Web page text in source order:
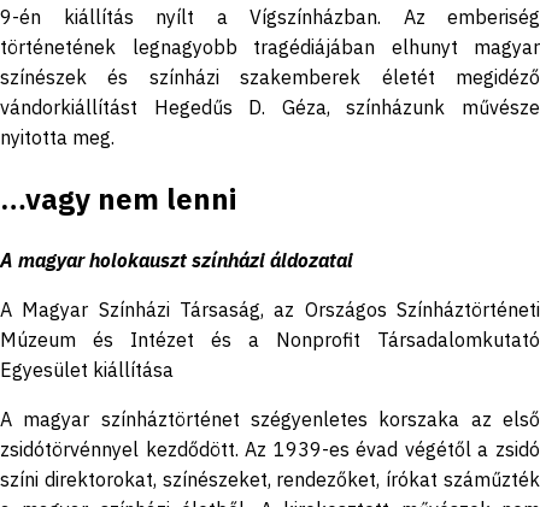
9-én kiállítás nyílt a Vígszínházban. Az emberiség
történetének legnagyobb tragédiájában elhunyt magyar
színészek és színházi szakemberek életét megidéző
vándorkiállítást Hegedűs D. Géza, színházunk művésze
nyitotta meg.
…vagy nem lenni
A magyar holokauszt színházi áldozatai
A Magyar Színházi Társaság, az Országos Színháztörténeti
Múzeum és Intézet és a Nonprofit Társadalomkutató
Egyesület kiállítása
A magyar színháztörténet szégyenletes korszaka az első
zsidótörvénnyel kezdődött. Az 1939-es évad végétől a zsidó
színi direktorokat, színészeket, rendezőket, írókat száműzték